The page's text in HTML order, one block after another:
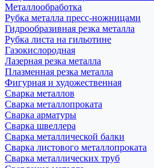
Металлообработка
Рубка металла пресс-ножницами
Гидрообразивная резка металла
Рубка листа на гильотине
Газокислородная
Лазерная резка металла
Плазменная резка металла
Фигурная и художественная
Сварка металлов
Сварка металлопроката
Сварка арматуры
Сварка швеллера
Сварка металлической балки
Сварка листового металлопроката
Сварка металлических труб